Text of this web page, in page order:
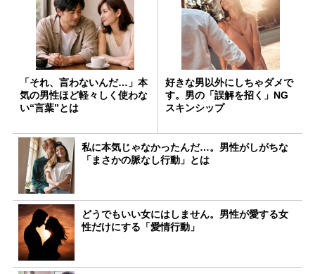
「それ、言わないんだ…」本
気の男性ほど軽々しく使わな
い“言葉”とは
好きな男以外にしちゃダメで
す。男の「誤解を招く」NG
スキンシップ
私に本気じゃなかったんだ…。男性がしがちな
「まさかの脈なし行動」とは
どうでもいい女にはしません。男性が愛する女
性だけにする「愛情行動」